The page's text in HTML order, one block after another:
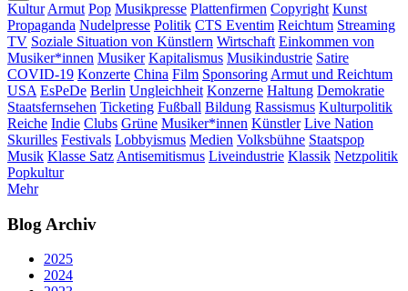
Kultur Armut Pop Musikpresse Plattenfirmen Copyright Kunst
Propaganda Nudelpresse Politik CTS Eventim Reichtum Streaming
TV Soziale Situation von Künstlern Wirtschaft Einkommen von
Musiker*innen Musiker Kapitalismus Musikindustrie Satire
COVID-19 Konzerte China Film Sponsoring Armut und Reichtum
USA EsPeDe Berlin Ungleichheit Konzerne Haltung Demokratie
Staatsfernsehen Ticketing Fußball Bildung Rassismus Kulturpolitik
Reiche Indie Clubs Grüne Musiker*innen Künstler Live Nation
Skurilles Festivals Lobbyismus Medien Volksbühne Staatspop
Musik Klasse Satz Antisemitismus Liveindustrie Klassik Netzpolitik
Popkultur
Mehr
Blog Archiv
2025
2024